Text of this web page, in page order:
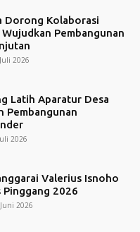
Dorong Kolaborasi
Pembangunan
2026
Latih Aparatur Desa
Pembangunan
2026
Valerius Isnoho
Pinggang 2026
2026